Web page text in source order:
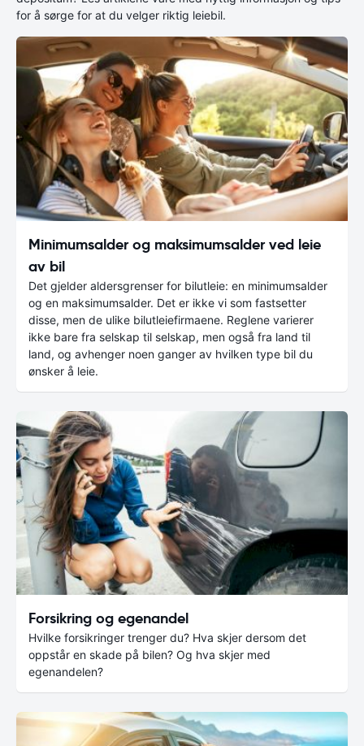
for å sørge for at du velger riktig leiebil.
Minimumsalder og maksimumsalder ved leie
av bil
Det gjelder aldersgrenser for bilutleie: en minimumsalder
og en maksimumsalder. Det er ikke vi som fastsetter
disse, men de ulike bilutleiefirmaene. Reglene varierer
ikke bare fra selskap til selskap, men også fra land til
land, og avhenger noen ganger av hvilken type bil du
ønsker å leie.
Forsikring og egenandel
Hvilke forsikringer trenger du? Hva skjer dersom det
oppstår en skade på bilen? Og hva skjer med
egenandelen?